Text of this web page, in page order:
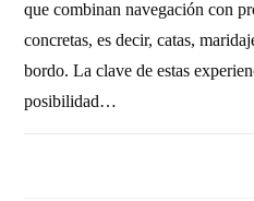
que combinan navegación con
concretas, es decir, catas,
bordo. La clave de estas
posibilidad…